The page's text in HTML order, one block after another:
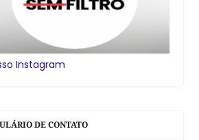
Instagram
DE CONTATO